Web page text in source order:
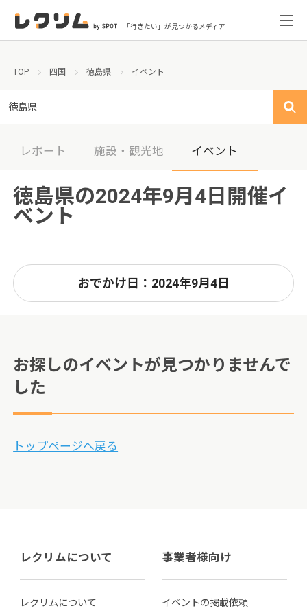
「行きたい」が見つかるメディア
TOP 四国 徳島県 イベント
徳島県
レポート 施設・観光地 イベント
徳島県の2024年9月4日開催イ
ベント
おでかけ日：2024年9月4日
お探しのイベントが見つかりませんで
した
トップページへ戻る
レクリムについて
レクリムについて
事業者様向け
イベントの掲載依頼